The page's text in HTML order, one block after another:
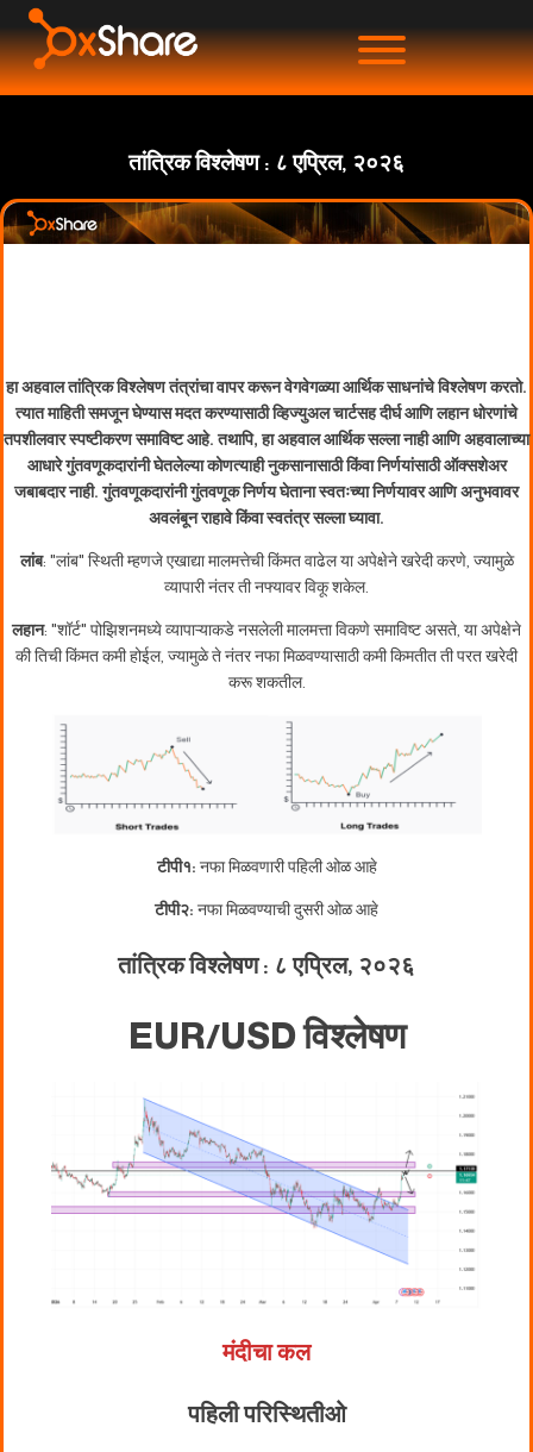
तांत्रिक विश्लेषण : ८ एप्रिल, २०२६
हा अहवाल तांत्रिक विश्लेषण तंत्रांचा वापर करून वेगवेगळ्या आर्थिक साधनांचे विश्लेषण करतो.
त्यात माहिती समजून घेण्यास मदत करण्यासाठी व्हिज्युअल चार्टसह दीर्घ आणि लहान धोरणांचे
तपशीलवार स्पष्टीकरण समाविष्ट आहे. तथापि, हा अहवाल आर्थिक सल्ला नाही आणि अहवालाच्या
आधारे गुंतवणूकदारांनी घेतलेल्या कोणत्याही नुकसानासाठी किंवा निर्णयांसाठी ऑक्सशेअर
जबाबदार नाही. गुंतवणूकदारांनी गुंतवणूक निर्णय घेताना स्वतःच्या निर्णयावर आणि अनुभवावर
अवलंबून राहावे किंवा स्वतंत्र सल्ला घ्यावा.
लांब: "लांब" स्थिती म्हणजे एखाद्या मालमत्तेची किंमत वाढेल या अपेक्षेने खरेदी करणे, ज्यामुळे
व्यापारी नंतर ती नफ्यावर विकू शकेल.
लहान: "शॉर्ट" पोझिशनमध्ये व्यापाऱ्याकडे नसलेली मालमत्ता विकणे समाविष्ट असते, या अपेक्षेने
की तिची किंमत कमी होईल, ज्यामुळे ते नंतर नफा मिळवण्यासाठी कमी किमतीत ती परत खरेदी
करू शकतील.
टीपी१: नफा मिळवणारी पहिली ओळ आहे
टीपी२: नफा मिळवण्याची दुसरी ओळ आहे
तांत्रिक विश्लेषण : ८ एप्रिल, २०२६
EUR/USD विश्लेषण
मंदीचा कल
पहिली परिस्थितीओ